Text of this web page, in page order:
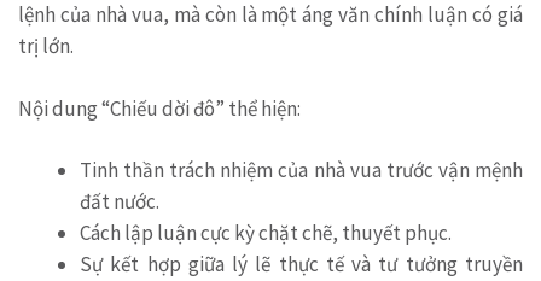
lệnh của nhà vua, mà còn là một áng văn chính luận có giá
trị lớn.
Nội dung “Chiếu dời đô” thể hiện:
Tinh thần trách nhiệm của nhà vua trước vận mệnh
đất nước.
Cách lập luận cực kỳ chặt chẽ, thuyết phục.
Sự kết hợp giữa lý lẽ thực tế và tư tưởng truyền